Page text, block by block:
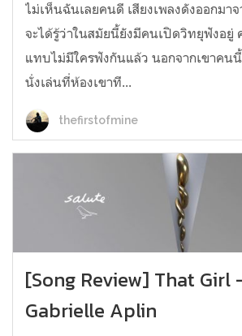
ไม่เห็นฉันเลยคนดี เสียงเพลงดังออกมา
จะได้รู้ว่าในสมัยนี้ยังมีคนเปิดวิทยุฟังอยู่
แทบไม่มีใครฟังกันแล้ว นอกจากเขาคน
นั่งเล่นที่ห้องเขาที...
thefirstofmine
[Song Review] That Girl
Gabrielle Aplin